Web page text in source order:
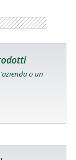
o un